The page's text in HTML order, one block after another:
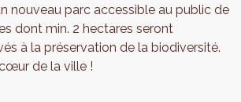
nouveau parc accessible au public de
dont min. 2 hectares seront
à la préservation de la biodiversité.
de la ville !